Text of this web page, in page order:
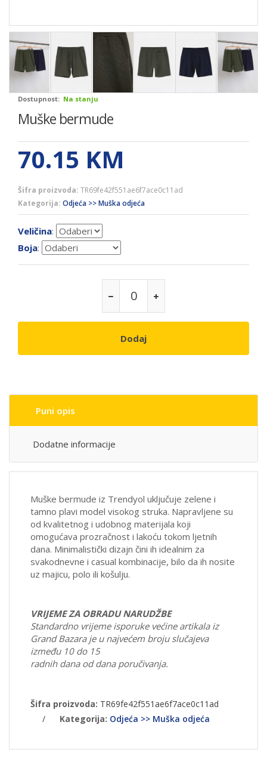
Dostupnost: Na stanju
Muške bermude
70.15 KM
Šifra proizvoda: TR69fe42f551ae6f7ace0c11ad
Kategorija: Odjeća >> Muška odjeća
Veličina:
Boja:
Dodaj
Puni opis
Dodatne informacije
Muške bermude iz Trendyol uključuje zelene i
tamno plavi model visokog struka. Napravljene su
od kvalitetnog i udobnog materijala koji
omogućava prozračnost i lakoću tokom ljetnih
dana. Minimalistički dizajn čini ih idealnim za
svakodnevne i casual kombinacije, bilo da ih nosite
uz majicu, polo ili košulju.
VRIJEME ZA OBRADU NARUDŽBE
Standardno vrijeme isporuke većine artikala iz
Grand Bazara je u najvećem broju slučajeva
između 10 do 15
radnih dana od dana poručivanja.
Šifra proizvoda: TR69fe42f551ae6f7ace0c11ad
/
Kategorija: Odjeća >> Muška odjeća